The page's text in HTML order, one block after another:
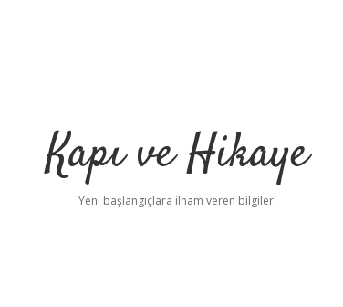
Kapı ve Hikaye
Yeni başlangıçlara ilham veren bilgiler!